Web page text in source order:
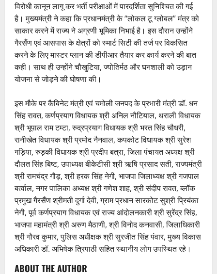
विरोधी कानून लागू कर भर्ती परीक्षाओं में पारदर्शिता सुनिश्चित की गई
है। मुख्यमंत्री ने कहा कि प्रधानमंत्री के “लोकल टू ग्लोबल” मंत्र को
साकार करने में राज्य ने अग्रणी भूमिका निभाई है। इस दौरान उन्होंने
गैरसैंण एवं आसपास के क्षेत्रों को स्मार्ट सिटी की तर्ज पर विकसित
करने के लिए मास्टर प्लान की डीपीआर तैयार कर कार्य करने की बात
कही। साथ ही उन्होंने चौखुटिया, ज्योतिर्मठ और घनशाली को उड़ान
योजना से जोड़ने की घोषणा की।
इस मौके पर कैबिनेट मंत्री एवं चमोली जनपद के प्रभारी मंत्री डॉ. धन
सिंह रावत, कर्णप्रयाग विधायक श्री अनिल नौटियाल, थराली विधायक
श्री भूपाल राम टम्टा, रुद्रप्रयाग विधायक श्री भरत सिंह चौधरी,
रानीखेत विधायक श्री प्रमोद नैनवाल, कपकोट विधायक श्री सुरेश
गड़िया, रुड़की विधायक श्री प्रदीप बत्रा, जिला पंचायत अध्यक्ष श्री
दौलत सिंह बिष्ट, उपाध्यक्ष बीकेटीसी श्री ऋषि प्रसाद सती, राज्यमंत्री
श्री रामचंद्र गौड़, श्री हरक सिंह नेगी, भाजपा जिलाध्यक्ष श्री गजपाल
बर्त्वाल, नगर पालिका अध्यक्ष श्री गणेश शाह, श्री संदीप रावत, ब्लॉक
प्रमुख गैरसैंण श्रीमती दुर्गा देवी, ग्राम प्रधान सारकोट सुश्री प्रियंका
नेगी, पूर्व कर्णप्रयाग विधायक एवं राज्य आंदोलनकारी श्री सुरेंद्र सिंह,
भाजपा महामंत्री श्री अरुण मैठाणी, श्री विनोद कनवासी, जिलाधिकारी
श्री गौरव कुमार, पुलिस अधीक्षक श्री सुरजीत सिंह पंवार, मुख्य विकास
अधिकारी डॉ. अभिषेक त्रिपाठी सहित स्थानीय लोग उपस्थित रहे।
ABOUT THE AUTHOR